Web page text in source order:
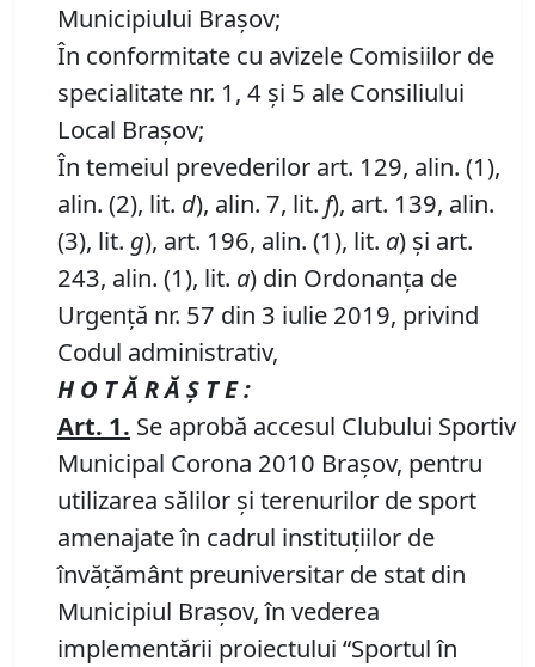
Municipiului Braşov;
În conformitate cu avizele Comisiilor de
specialitate nr. 1, 4 și 5 ale Consiliului
Local Brașov;
În temeiul prevederilor art. 129, alin. (1),
alin. (2), lit. d), alin. 7, lit. f), art. 139, alin.
(3), lit. g), art. 196, alin. (1), lit. a) și art.
243, alin. (1), lit. a) din Ordonanța de
Urgență nr. 57 din 3 iulie 2019, privind
Codul administrativ,
H O T Ă R Ă Ş T E :
Art. 1. Se aprobă accesul Clubului Sportiv
Municipal Corona 2010 Braşov, pentru
utilizarea sălilor şi terenurilor de sport
amenajate în cadrul instituţiilor de
învăţământ preuniversitar de stat din
Municipiul Braşov, în vederea
implementării proiectului “Sportul în